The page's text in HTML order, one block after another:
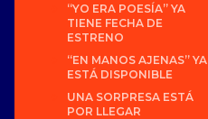
“YO ERA POESÍA” YA
TIENE FECHA DE
ESTRENO
“EN MANOS AJENAS” YA
ESTÁ DISPONIBLE
UNA SORPRESA ESTÁ
POR LLEGAR